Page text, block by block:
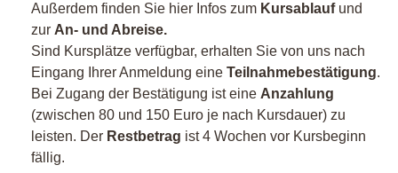
Außerdem finden Sie hier Infos zum Kursablaufund
zur An- und Abreise.
Sind Kursplätze verfügbar, erhalten Sie von uns nach
Eingang Ihrer Anmeldung eine Teilnahmebestätigung.
Bei Zugang der Bestätigung ist eine Anzahlung
(zwischen 80 und 150 Euro je nach Kursdauer) zu
leisten. Der Restbetrag ist 4 Wochen vor Kursbeginn
fällig.